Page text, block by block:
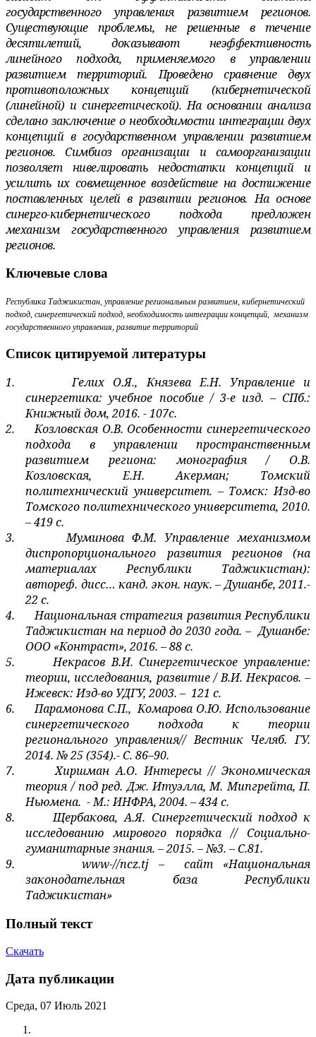
государственного управления развитием регионов.
Существующие проблемы, не решенные в течение
десятилетий, доказывают неэффективность
линейного подхода, применяемого в управлении
развитием территорий. Проведено сравнение двух
противоположных концепций (кибернетической
(линейной) и синергетической). На основании анализа
сделано заключение о необходимости интеграции двух
концепций в государственном управлении развитием
регионов. Симбиоз организации и самоорганизации
позволяет нивелировать недостатки концепций и
усилить их совмещенное воздействие на достижение
поставленных целей в развитии регионов. На основе
синерго-кибернетического подхода предложен
механизм государственного управления развитием
регионов.
Ключевые слова
Республика Таджикистан, управление региональным развитием, кибернетический
подход, синергетический подход, необходимость интеграции концепций, механизм
государственного управления, развитие территорий
Список цитируемой литературы
1.
Гелих О.Я., Князева Е.Н. Управление и
синергетика: учебное пособие / 3-е изд. – СПб.:
Книжный дом, 2016. - 107с.
2.
Козловская О.В. Особенности синергетического
подхода в управлении пространственным
развитием региона: монография / О.В.
Козловская, Е.Н. Акерман; Томский
политехнический университет. – Томск: Изд-во
Томского политехнического университета, 2010.
– 419 с.
3.
Муминова Ф.М. Управление механизмом
диспропорционального развития регионов (на
материалах Республики Таджикистан):
автореф. дисс… канд. экон. наук. – Душанбе, 2011.-
22 с.
4.
Национальная стратегия развития Республики
Таджикистан на период до 2030 года. – Душанбе:
ООО «Контраст», 2016. – 88 с.
5.
Некрасов В.И. Синергетическое управление:
теории, исследования, развитие / В.И. Некрасов. –
Ижевск: Изд-во УДГУ, 2003. – 121 с.
6.
Парамонова С.П., Комарова О.Ю. Использование
синергетического подхода к теории
регионального управления// Вестник Челяб.ГУ.
2014. № 25 (354).- С. 86–90.
7.
Хиршман А.О. Интересы // Экономическая
теория / под ред. Дж. Итуэлла, М. Мипгрейта, П.
Ньюмена. - М.: ИНФРА, 2004. – 434 с.
8.
Щербакова, А.Я. Синергетический подход к
исследованию мирового порядка // Социально-
гуманитарные знания. – 2015. – №3. – С.81.
9.
www-//ncz.tj –
сайт «Национальная
законодательная база Республики
Таджикистан»
Полный текст
Скачать
Дата публикации
Среда, 07 Июль 2021